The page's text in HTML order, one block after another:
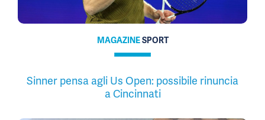
MAGAZINESPORT
Sinner pensa agli Us Open: possibile rinuncia
a Cincinnati